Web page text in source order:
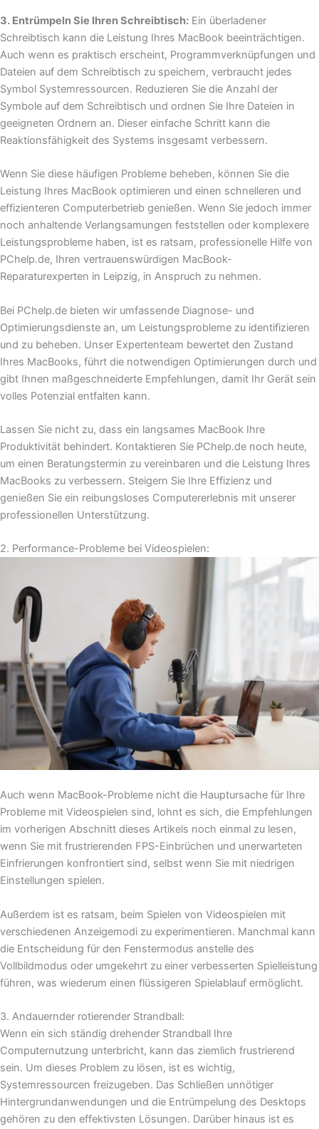
3. Entrümpeln Sie Ihren Schreibtisch: Ein überladener
Schreibtisch kann die Leistung Ihres MacBook beeinträchtigen.
Auch wenn es praktisch erscheint, Programmverknüpfungen und
Dateien auf dem Schreibtisch zu speichern, verbraucht jedes
Symbol Systemressourcen. Reduzieren Sie die Anzahl der
Symbole auf dem Schreibtisch und ordnen Sie Ihre Dateien in
geeigneten Ordnern an. Dieser einfache Schritt kann die
Reaktionsfähigkeit des Systems insgesamt verbessern.
Wenn Sie diese häufigen Probleme beheben, können Sie die
Leistung Ihres MacBook optimieren und einen schnelleren und
effizienteren Computerbetrieb genießen. Wenn Sie jedoch immer
noch anhaltende Verlangsamungen feststellen oder komplexere
Leistungsprobleme haben, ist es ratsam, professionelle Hilfe von
PChelp.de, Ihren vertrauenswürdigen MacBook-
Reparaturexperten in Leipzig, in Anspruch zu nehmen.
Bei PChelp.de bieten wir umfassende Diagnose- und
Optimierungsdienste an, um Leistungsprobleme zu identifizieren
und zu beheben. Unser Expertenteam bewertet den Zustand
Ihres MacBooks, führt die notwendigen Optimierungen durch und
gibt Ihnen maßgeschneiderte Empfehlungen, damit Ihr Gerät sein
volles Potenzial entfalten kann.
Lassen Sie nicht zu, dass ein langsames MacBook Ihre
Produktivität behindert. Kontaktieren Sie PChelp.de noch heute,
um einen Beratungstermin zu vereinbaren und die Leistung Ihres
MacBooks zu verbessern. Steigern Sie Ihre Effizienz und
genießen Sie ein reibungsloses Computererlebnis mit unserer
professionellen Unterstützung.
2. Performance-Probleme bei Videospielen:
Auch wenn MacBook-Probleme nicht die Hauptursache für Ihre
Probleme mit Videospielen sind, lohnt es sich, die Empfehlungen
im vorherigen Abschnitt dieses Artikels noch einmal zu lesen,
wenn Sie mit frustrierenden FPS-Einbrüchen und unerwarteten
Einfrierungen konfrontiert sind, selbst wenn Sie mit niedrigen
Einstellungen spielen.
Außerdem ist es ratsam, beim Spielen von Videospielen mit
verschiedenen Anzeigemodi zu experimentieren. Manchmal kann
die Entscheidung für den Fenstermodus anstelle des
Vollbildmodus oder umgekehrt zu einer verbesserten Spielleistung
führen, was wiederum einen flüssigeren Spielablauf ermöglicht.
3. Andauernder rotierender Strandball:
Wenn ein sich ständig drehender Strandball Ihre
Computernutzung unterbricht, kann das ziemlich frustrierend
sein. Um dieses Problem zu lösen, ist es wichtig,
Systemressourcen freizugeben. Das Schließen unnötiger
Hintergrundanwendungen und die Entrümpelung des Desktops
gehören zu den effektivsten Lösungen. Darüber hinaus ist es